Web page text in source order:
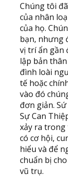
Chúng tôi
của nhân
của họ.
bạn, nhưng
vị trí ẩn gần
lập bản
đình loài
tế hoặc
vào đó
đơn giản.
Sự Can
xảy ra trong
có cơ hội,
hiểu và để
chuẩn bị
vũ trụ.